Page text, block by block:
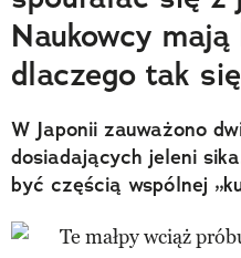
Polecane
Naukowcy
dlaczego tak
W Japonii zauważono
dosiadających jeleni
być częścią wspólnej